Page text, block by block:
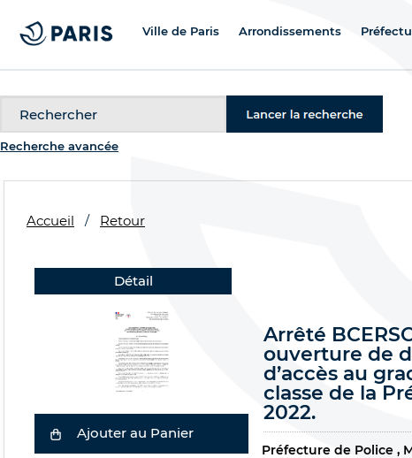
Ville de Paris Arrondissements
Recherche avancée
Accueil Retour
Détail
Ajouter au Panier
Arrêté
ouverture de
d’accès au
classe de la
2022.
Préfecture de Police